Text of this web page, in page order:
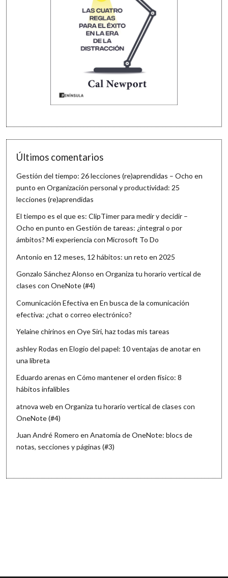
Últimos comentarios
Gestión del tiempo: 26 lecciones (re)aprendidas – Ocho en
punto enOrganización personal y productividad: 25
lecciones (re)aprendidas
El tiempo es el que es: ClipTimer para medir y decidir –
Ocho en punto enGestión de tareas: ¿integral o por
ámbitos? Mi experiencia con Microsoft To Do
Antonio en 12 meses, 12 hábitos: un reto en 2025
Gonzalo Sánchez Alonso enOrganiza tu horario vertical de
clases con OneNote (#4)
Comunicación Efectiva enEn busca de la comunicación
efectiva: ¿chat o correo electrónico?
Yelaine chirinos enOye Siri, haz todas mis tareas
ashley Rodas enElogio del papel: 10 ventajas de anotar en
una libreta
Eduardo arenas enCómo mantener el orden físico: 8
hábitos infalibles
atnova web enOrganiza tu horario vertical de clases con
OneNote (#4)
Juan André Romero enAnatomía de OneNote: blocs de
notas, secciones y páginas (#3)